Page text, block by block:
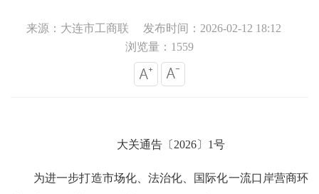
来源：大连市工商联
发布时间：2026-02-12 18:12
浏览量：1559
大关通告〔2026〕1号
为进一步打造市场化、法治化、国际化一流口岸营商环